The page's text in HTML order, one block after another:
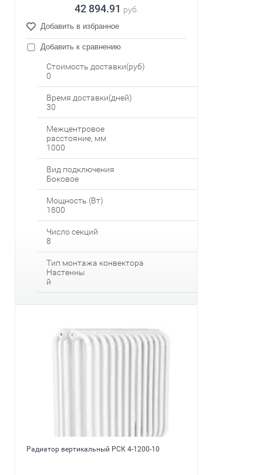
42 894.91 руб.
Добавить в избранное
Добавить к сравнению
Стоимость доставки(руб)
0
Время доставки(дней)
30
Межцентровое
расстояние, мм
1000
Вид подключения
Боковое
Мощность (Вт)
1800
Число секций
8
Тип монтажа конвектора
Настенны
й
Радиатор вертикальный РСК 4-1200-10